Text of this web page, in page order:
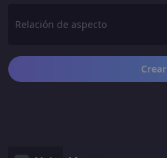
Relación de aspecto
16:9
Crear